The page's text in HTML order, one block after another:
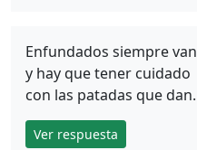
Enfundados siempre van
y hay que tener cuidado
con las patadas que dan.
Ver respuesta